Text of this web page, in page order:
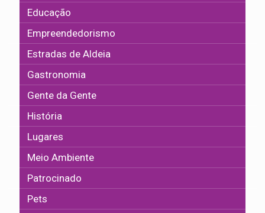
Educação
Empreendedorismo
Estradas de Aldeia
Gastronomia
Gente da Gente
História
Lugares
Meio Ambiente
Patrocinado
Pets